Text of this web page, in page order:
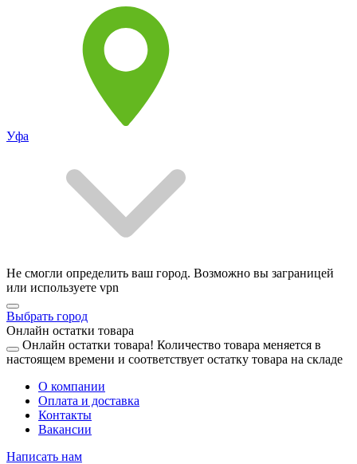
Уфа
Не смогли определить ваш город. Возможно вы заграницей
или используете vpn
Выбрать город
Онлайн остатки товара
Онлайн остатки товара! Количество товара меняется в
настоящем времени и соответствует остатку товара на складе
О компании
Оплата и доставка
Контакты
Вакансии
Написать нам